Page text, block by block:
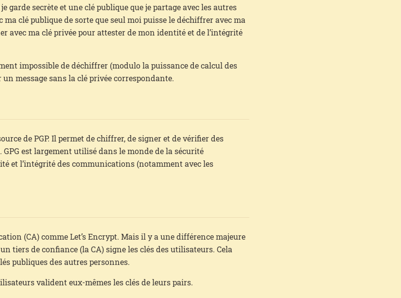
garde secrète et une clé publique que je partage avec les autres
clé publique de sorte que seul moi puisse le déchiffrer avec ma
avec ma clé privée pour attester de mon identité et de l’intégrité
impossible de déchiffrer (modulo la puissance de calcul des
message sans la clé privée correspondante.
de PGP. Il permet de chiffrer, de signer et de vérifier des
est largement utilisé dans le monde de la sécurité
et l’intégrité des communications (notamment avec les
(CA) comme Let’s Encrypt. Mais il y a une différence majeure
tiers de confiance (la CA) signe les clés des utilisateurs. Cela
publiques des autres personnes.
valident eux-mêmes les clés de leurs pairs.